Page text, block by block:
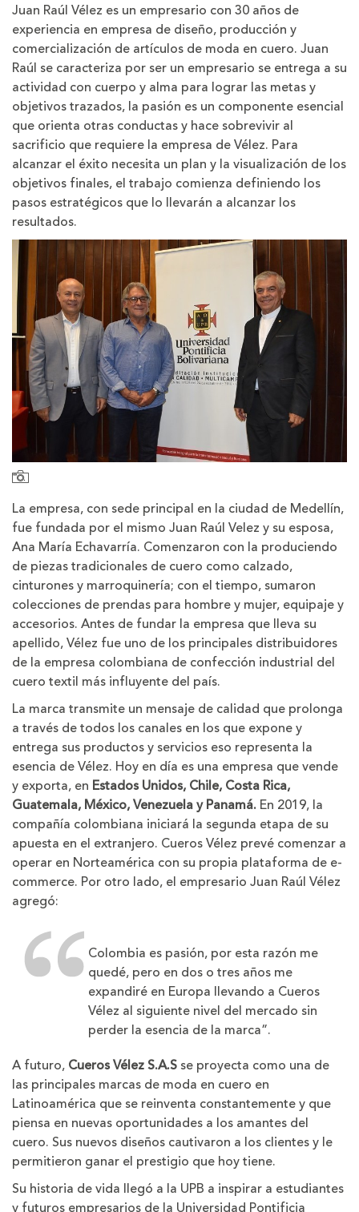
Juan Raúl Vélez es un empresario con 30 años de
experiencia en empresa de diseño, producción y
comercialización de artículos de moda en cuero. Juan
Raúl se caracteriza por ser un empresario se entrega a su
actividad con cuerpo y alma para lograr las metas y
objetivos trazados, la pasión es un componente esencial
que orienta otras conductas y hace sobrevivir al
sacrificio que requiere la empresa de Vélez. Para
alcanzar el éxito necesita un plan y la visualización de los
objetivos finales, el trabajo comienza definiendo los
pasos estratégicos que lo llevarán a alcanzar los
resultados.
La empresa, con sede principal en la ciudad de Medellín,
fue fundada por el mismo Juan Raúl Velez y su esposa,
Ana María Echavarría. Comenzaron con la produciendo
de piezas tradicionales de cuero como calzado,
cinturones y marroquinería; con el tiempo, sumaron
colecciones de prendas para hombre y mujer, equipaje y
accesorios. Antes de fundar la empresa que lleva su
apellido, Vélez fue uno de los principales distribuidores
de la empresa colombiana de confección industrial del
cuero textil más influyente del país.
La marca transmite un mensaje de calidad que prolonga
a través de todos los canales en los que expone y
entrega sus productos y servicios eso representa la
esencia de Vélez. Hoy en día es una empresa que vende
y exporta, en Estados Unidos, Chile, Costa Rica,
Guatemala, México, Venezuela y Panamá. En 2019, la
compañía colombiana iniciará la segunda etapa de su
apuesta en el extranjero. Cueros Vélez prevé comenzar a
operar en Norteamérica con su propia plataforma de e-
commerce. Por otro lado, el empresario Juan Raúl Vélez
agregó:
Colombia es pasión, por esta razón me
quedé, pero en dos o tres años me
expandiré en Europa llevando a Cueros
Vélez al siguiente nivel del mercado sin
perder la esencia de la marca”.
A futuro, Cueros Vélez S.A.S se proyecta como una de
las principales marcas de moda en cuero en
Latinoamérica que se reinventa constantemente y que
piensa en nuevas oportunidades a los amantes del
cuero. Sus nuevos diseños cautivaron a los clientes y le
permitieron ganar el prestigio que hoy tiene.
Su historia de vida llegó a la UPB a inspirar a estudiantes